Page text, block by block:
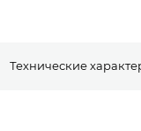
Технические